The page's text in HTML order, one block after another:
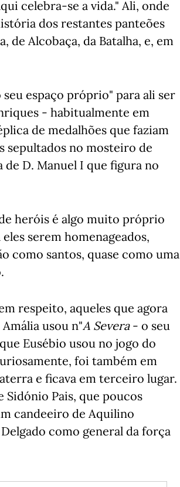
celebra-se a vida." Ali, onde
dos restantes panteões
de Alcobaça, da Batalha, e, em
espaço próprio" para ali ser
- habitualmente em
de medalhões que faziam
sepultados no mosteiro de
de D. Manuel I que figura no
heróis é algo muito próprio
serem homenageados,
como santos, quase como uma
respeito, aqueles que agora
usou n"A Severa- o seu
Eusébio usou no jogo do
foi também em
e ficava em terceiro lugar.
Sidónio Pais, que poucos
candeeiro de Aquilino
como general da força